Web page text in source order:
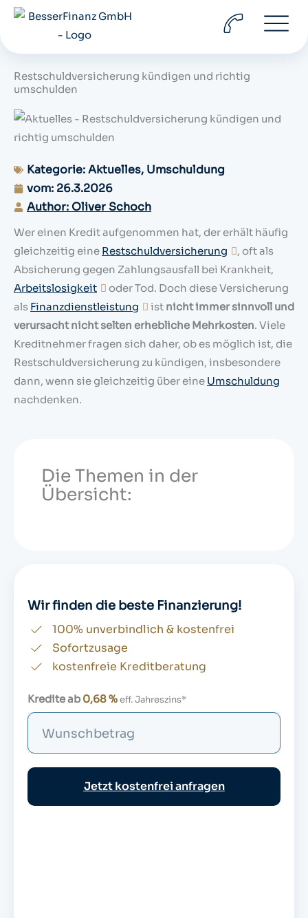
Zum
springen
Restschuldversicherung kündigen und richtig
umschulden
Kategorie:Aktuelles, Umschuldung
vom: 26.3.2026
Author: Oliver Schoch
Wer einen Kredit aufgenommen hat, der erhält häufig
gleichzeitig eine Restschuldversicherung
, oft als
Absicherung gegen Zahlungsausfall bei Krankheit,
Arbeitslosigkeit
oder Tod. Doch diese Versicherung
als Finanzdienstleistung ist nicht immer sinnvoll und
verursacht nicht selten erhebliche Mehrkosten. Viele
Kreditnehmer fragen sich daher, ob es möglich ist, die
Restschuldversicherung zu kündigen, insbesondere
dann, wenn sie gleichzeitig über eine Umschuldung
nachdenken.
Die Themen in der
Übersicht:
Wir finden die beste Finanzierung!
100% unverbindlich & kostenfrei
Sofortzusage
kostenfreie Kreditberatung
Kredite ab 0,68 %eff. Jahreszins*
S
c
h
Jetzt kostenfrei anfragen